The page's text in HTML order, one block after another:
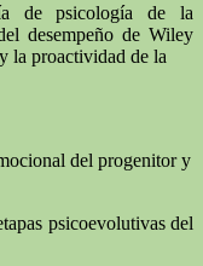
de psicología de la
desempeño de Wiley
la proactividad de la
del progenitor y
psicoevolutivas del